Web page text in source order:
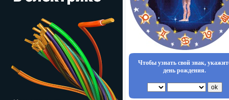
Чтобы узнать свой знак,
день рождения.